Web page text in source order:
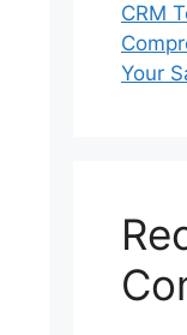
CRM
Your